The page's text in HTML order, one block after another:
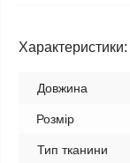
Характеристики:
Довжина
Розмір
Тип тканини